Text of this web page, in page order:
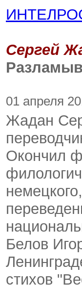
Сергей
01 апреля
Жадан
Окончил
Белов
стихов